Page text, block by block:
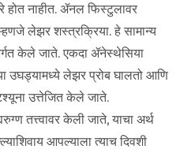
नाहीत. ॲनल फिस्टुलावर
म्हणजे लेझर शस्त्रक्रिया. हे सामान्य
केले जाते. एकदा ॲनेस्थेसिया
उघड्यामध्ये लेझर प्रोब घालतो आणि
उत्तेजित केले जाते.
तत्त्वावर केली जाते, याचा अर्थ
आपल्याला त्याच दिवशी